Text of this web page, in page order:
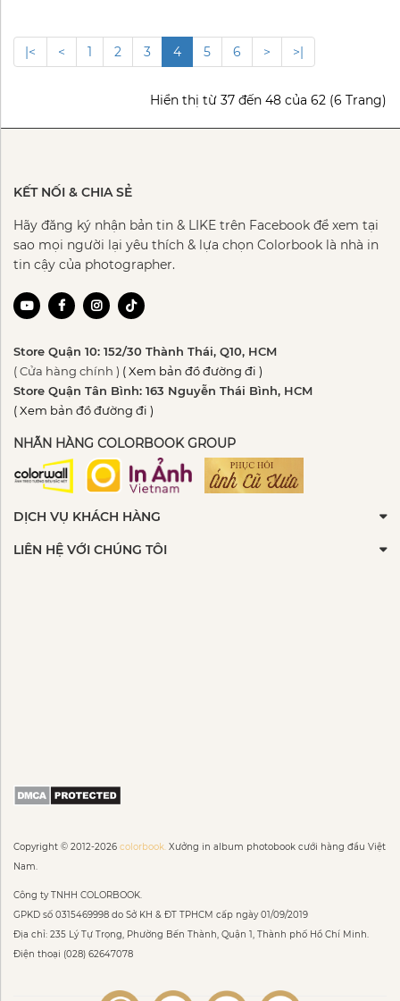
|< < 1 2 3 4 5 6 > >|
Hiển thị từ 37 đến 48 của 62 (6 Trang)
KẾT NỐI & CHIA SẺ
Hãy đăng ký nhận bản tin & LIKE trên Facebook để xem tại
sao mọi người lại yêu thích & lựa chọn Colorbook là nhà in
tin cậy của photographer.
Store Quận 10: 152/30 Thành Thái, Q10, HCM
( Cửa hàng chính ) ( Xem bản đồ đường đi )
Store Quận Tân Bình: 163 Nguyễn Thái Bình, HCM
( Xem bản đồ đường đi )
NHÃN HÀNG COLORBOOK GROUP
DỊCH VỤ KHÁCH HÀNG
LIÊN HỆ VỚI CHÚNG TÔI
Copyright © 2012-2026 colorbook. Xưởng in album photobook cưới hàng đầu Việt
Nam.
Công ty TNHH COLORBOOK.
GPKD số 0315469998 do Sở KH & ĐT TPHCM cấp ngày 01/09/2019
Địa chỉ: 235 Lý Tự Trọng, Phường Bến Thành, Quận 1, Thành phố Hồ Chí Minh.
Điện thoại (028) 62647078